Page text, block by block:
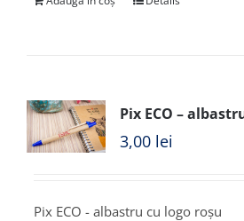
Pix ECO –
3,00 lei
Pix ECO - albastru cu logo roșu